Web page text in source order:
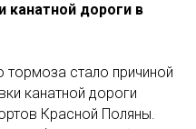
канатной дороги в
тормоза стало причиной
канатной дороги
Красной Поляны.